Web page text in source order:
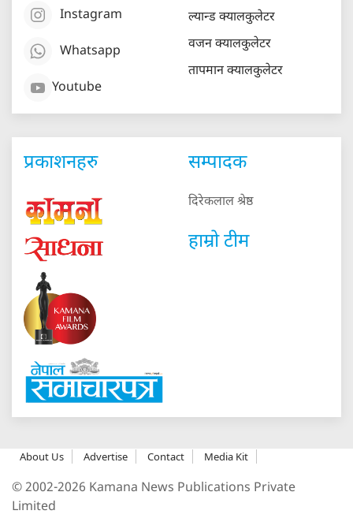
Instagram
Whatsapp
Youtube
ल्यान्ड क्यालकुलेटर
वजन क्यालकुलेटर
तापमान क्यालकुलेटर
प्रकाशनहरु सम्पादक
दिरेकलाल श्रेष्ठ
हाम्रो टीम
About Us Advertise Contact Media Kit
© 2002-2026 Kamana News Publications Private
Limited